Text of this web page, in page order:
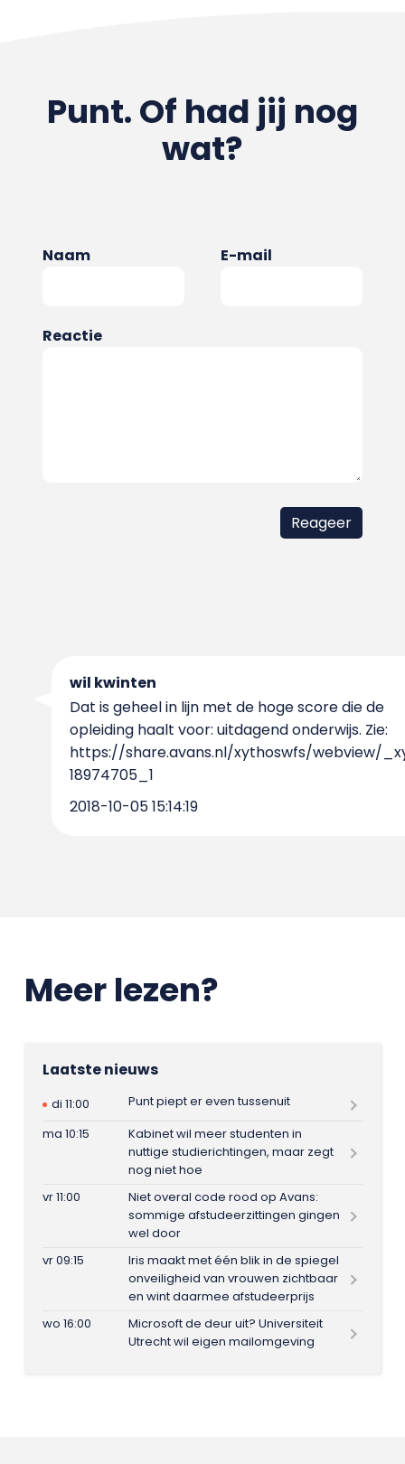
Punt. Of had jij nog
wat?
Naam E-mail
Reactie
wil kwinten
Dat is geheel in lijn met de hoge score die de
opleiding haalt voor: uitdagend onderwijs. Zie:
https://share.avans.nl/xythoswfs/webview/
18974705_1
2018-10-05 15:14:19
Meer lezen?
Laatste nieuws
di 11:00
Punt piept er even tussenuit
ma 10:15
Kabinet wil meer studenten in
nuttige studierichtingen, maar zegt
nog niet hoe
vr 11:00
Niet overal code rood op Avans:
sommige afstudeerzittingen gingen
wel door
vr 09:15
Iris maakt met één blik in de spiegel
onveiligheid van vrouwen zichtbaar
en wint daarmee afstudeerprijs
wo 16:00
Microsoft de deur uit? Universiteit
Utrecht wil eigen mailomgeving